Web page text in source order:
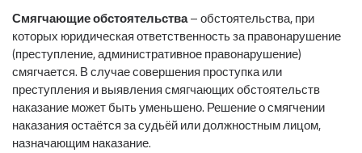
Смягчающие обстоятельства– обстоятельства, при
которых юридическая ответственность за правонарушение
(преступление, административное правонарушение)
смягчается. В случае совершения проступка или
преступления и выявления смягчающих обстоятельств
наказание может быть уменьшено. Решение о смягчении
наказания остаётся за судьёй или должностным лицом,
назначающим наказание.